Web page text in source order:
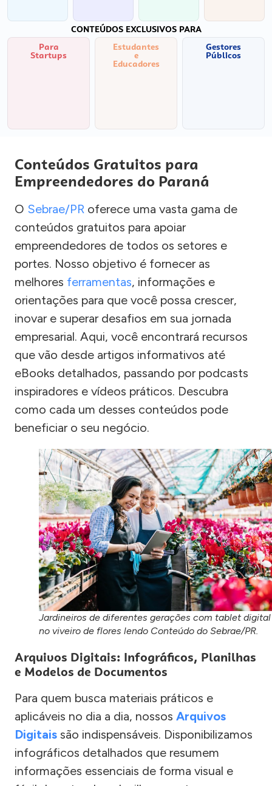
CONTEÚDOS EXCLUSIVOS PARA
Para
Startups
Estudantes
e
Educadores
Gestores
Públicos
Conteúdos Gratuitos para
Empreendedores do Paraná
O Sebrae/PR oferece uma vasta gama de
conteúdos gratuitos para apoiar
empreendedores de todos os setores e
portes. Nosso objetivo é fornecer as
melhores ferramentas, informações e
orientações para que você possa crescer,
inovar e superar desafios em sua jornada
empresarial. Aqui, você encontrará recursos
que vão desde artigos informativos até
eBooks detalhados, passando por podcasts
inspiradores e vídeos práticos. Descubra
como cada um desses conteúdos pode
beneficiar o seu negócio.
Jardineiros de diferentes gerações com tablet digital
no viveiro de flores lendo Conteúdo do Sebrae/PR.
Arquivos Digitais: Infográficos, Planilhas
e Modelos de Documentos
Para quem busca materiais práticos e
aplicáveis no dia a dia, nossos Arquivos
Digitais são indispensáveis. Disponibilizamos
infográficos detalhados que resumem
informações essenciais de forma visual e